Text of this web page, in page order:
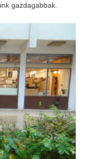
gazdagabbak.